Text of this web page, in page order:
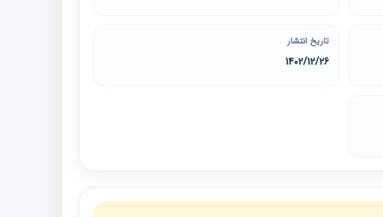
تاریخ انتشار
1402/12/26